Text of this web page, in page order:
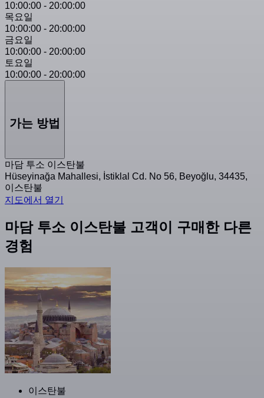
10:00:00 - 20:00:00
목요일
10:00:00 - 20:00:00
금요일
10:00:00 - 20:00:00
토요일
10:00:00 - 20:00:00
가는 방법
마담 투소 이스탄불
Hüseyinağa Mahallesi, İstiklal Cd. No 56, Beyoğlu, 34435,
이스탄불
지도에서 열기
마담 투소 이스탄불 고객이 구매한 다른
경험
이스탄불